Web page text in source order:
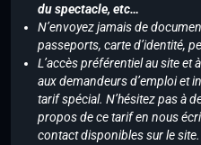
du spectacle, etc…
N’envoyez jamais de
passeports, carte d’identité,
L’accès préférentiel au site et
aux demandeurs d’emploi et
tarif spécial. N’hésitez pas à
propos de ce tarif en nous
contact disponibles sur le site.